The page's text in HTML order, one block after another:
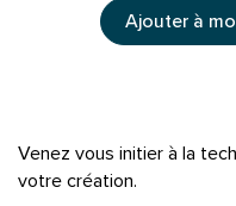
Ajouter à
Venez vous initier à la
votre création.